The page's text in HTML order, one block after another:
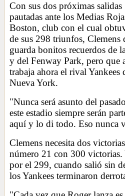
Con sus dos próximas salidas
pautadas ante los Medias
Boston, club con el cual
de sus 298 triunfos, Clemens
guarda bonitos recuerdos de
y del Fenway Park, pero que
trabaja ahora el rival Yankees
Nueva York.
"Nunca será asunto del
este estadio siempre serán
aquí y lo di todo. Eso nunca
Clemens necesita dos
número 21 con 300
por el 299, cuando salió sin
los Yankees terminaron